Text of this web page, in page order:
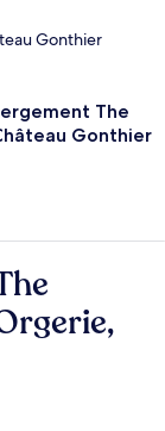
Gonthier
The
Gonthier